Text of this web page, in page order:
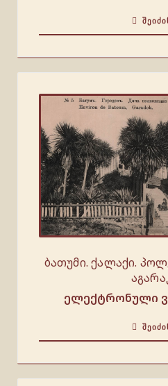
ბათუმი. ქალაქი.
ელექტრონული